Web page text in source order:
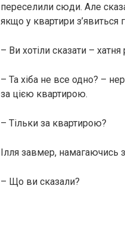
переселили сюди. Але
якщо у квартири з’явиться
– Ви хотіли сказати – хатня
– Та хіба не все одно? –
за цією квартирою.
– Тільки за квартирою?
Ілля завмер, намагаючись
– Що ви сказали?